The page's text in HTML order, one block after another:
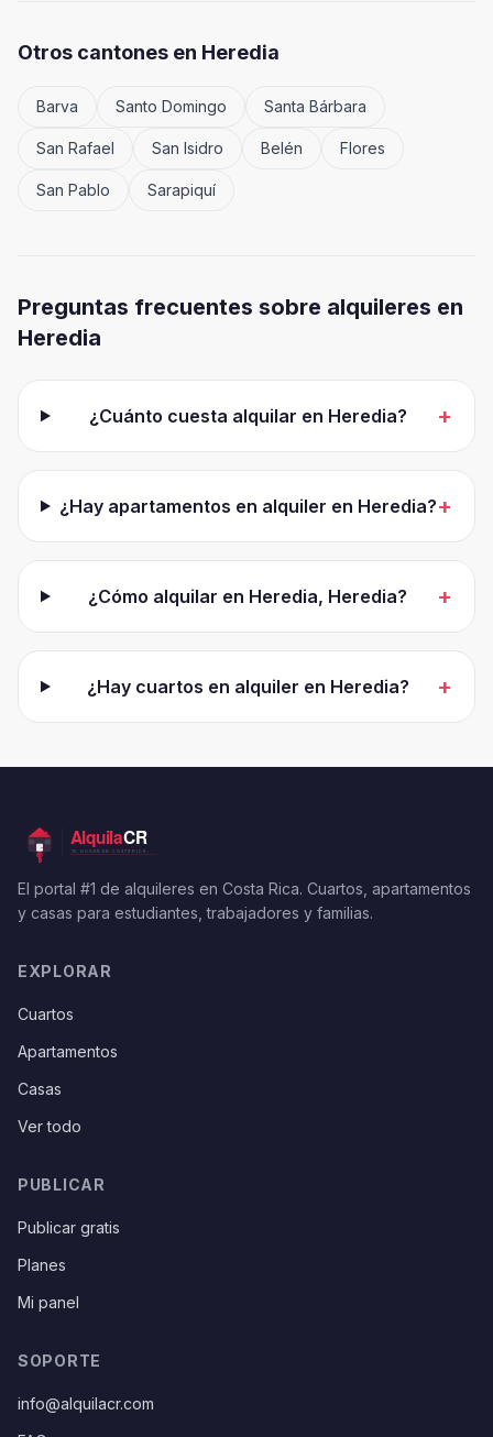
Otros cantones en Heredia
Barva Santo Domingo Santa Bárbara
San Rafael San Isidro Belén Flores
San Pablo Sarapiquí
Preguntas frecuentes sobre alquileres en
Heredia
¿Cuánto cuesta alquilar en Heredia? +
¿Hay apartamentos en alquiler en Heredia?+
¿Cómo alquilar en Heredia, Heredia? +
¿Hay cuartos en alquiler en Heredia? +
El portal #1 de alquileres en Costa Rica. Cuartos, apartamentos
y casas para estudiantes, trabajadores y familias.
EXPLORAR
Cuartos
Apartamentos
Casas
Ver todo
PUBLICAR
Publicar gratis
Planes
Mi panel
SOPORTE
info@alquilacr.com